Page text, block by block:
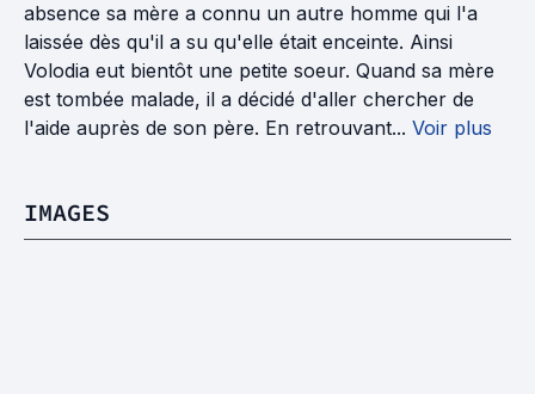
absence sa mère a connu un autre homme qui l'a
laissée dès qu'il a su qu'elle était enceinte. Ainsi
Volodia eut bientôt une petite soeur. Quand sa mère
est tombée malade, il a décidé d'aller chercher de
l'aide auprès de son père. En retrouvant... Voir plus
IMAGES